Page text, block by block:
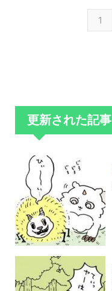
1
更新された記事